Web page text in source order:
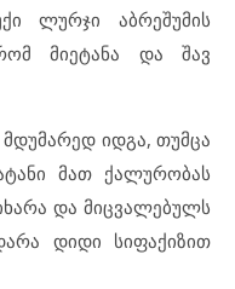
ლურჯი აბრეშუმის
მიეტანა და შავ
იდგა, თუმცა
მათ ქალურობას
და მიცვალებულს
დიდი სიფაქიზით